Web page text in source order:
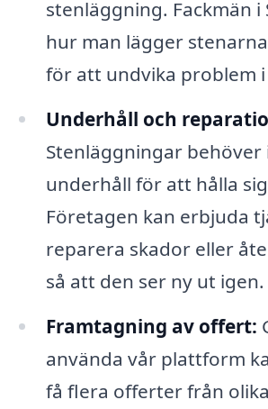
stenläggning. Fackmän i
hur man lägger
för att undvika problem
Underhåll och
Stenläggningar behöver
underhåll för att hålla
Företagen kan erbjuda
reparera skador eller
så att den ser ny ut igen.
Framtagning av offert:
använda vår plattform
få flera offerter från olika